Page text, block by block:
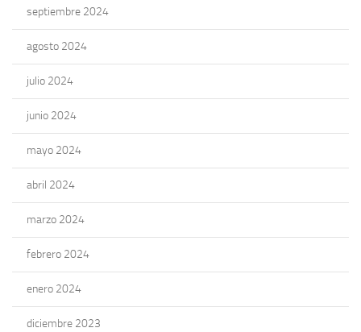
septiembre 2024
agosto 2024
julio 2024
junio 2024
mayo 2024
abril 2024
marzo 2024
febrero 2024
enero 2024
diciembre 2023